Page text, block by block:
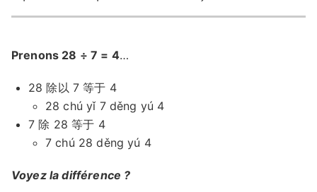
Prenons 28 ÷ 7 = 4…
28 除以 7 等于 4
28 chú yǐ 7 děng yú 4
7 除 28 等于 4
7 chú 28 děng yú 4
Voyez la différence ?